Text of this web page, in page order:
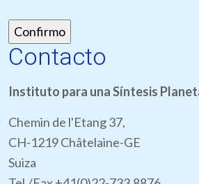
Contacto
Instituto para una Síntesis
Chemin de l'Etang 37,
CH-1219 Châtelaine-GE
Suiza